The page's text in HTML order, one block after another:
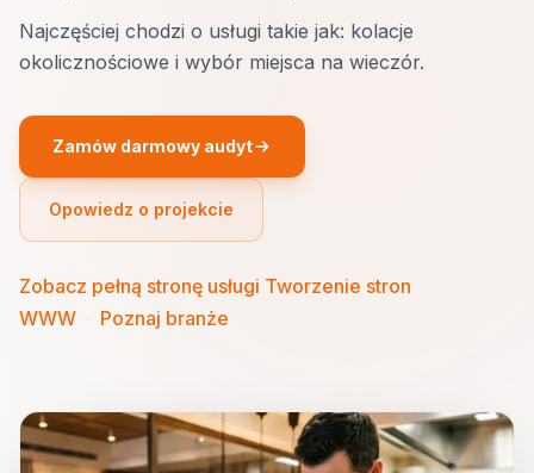
Najczęściej chodzi o usługi takie jak: kolacje
okolicznościowe i wybór miejsca na wieczór.
Zamów darmowy audyt
Opowiedz o projekcie
Zobacz pełną stronę usługi Tworzenie stron
WWW
Poznaj branże